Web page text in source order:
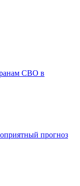
СВО в
прогноз